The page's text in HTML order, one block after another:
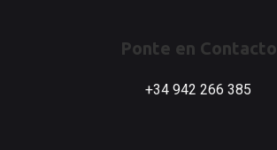
b
o
k
a
g
a
e
d
n
Ponte en Contacto
+34 942 266 385